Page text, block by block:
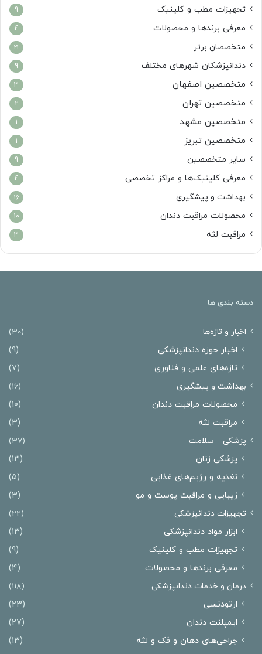
تجهیزات مطب و کلینیک 9
معرفی برندها و محصولات 4
متخصصان برتر 21
دندانپزشکان شهرهای مختلف 9
متخصصین اصفهان 3
متخصصین تهران 2
متخصصین مشهد 1
متخصصین تبریز 1
سایر متخصصین 9
معرفی کلینیک‌ها و مراکز تخصصی 4
بهداشت و پیشگیری 16
محصولات مراقبت دندان 10
مراقبت لثه 3
دسته بندی ها
اخبار و تازه‌ها (30)
اخبار حوزه دندانپزشکی
(9)
تازه‌های علمی و فناوری
(7)
بهداشت و پیشگیری (16)
محصولات مراقبت دندان
(10)
مراقبت لثه
(3)
پزشکی – سلامت (37)
پزشکی زنان
(13)
تغذیه و رژیم‌های غذایی
(5)
زیبایی و مراقبت پوست و مو
(3)
تجهیزات دندانپزشکی (22)
ابزار مواد دندانپزشکی
(13)
تجهیزات مطب و کلینیک
(9)
معرفی برندها و محصولات
(4)
درمان‌ و خدمات دندانپزشکی (118)
ارتودنسی
(23)
ایمپلنت دندان
(27)
جراحی‌های دهان و فک و لثه
(13)